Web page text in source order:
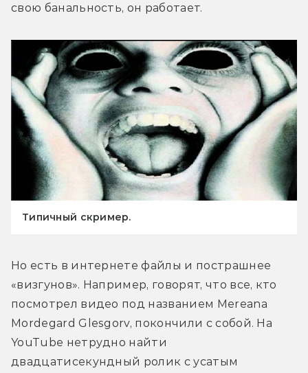
свою банальность, он работает.
Типичный скример.
Но есть в интернете файлы и пострашнее
«визгунов». Например, говорят, что все, кто
посмотрел видео под названием Mereana
Mordegard Glesgorv, покончили с собой. На
YouTube нетрудно найти
двадцатисекундный ролик с усатым